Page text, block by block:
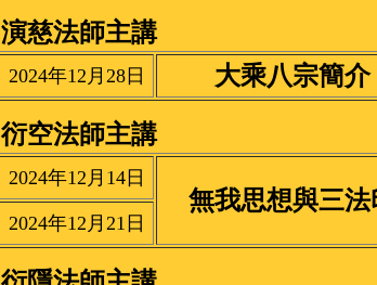
演慈法師主講
2024年12月28日 大乘八宗簡介
衍空法師主講
2024年12月14日
無我思想與三法
2024年12月21日